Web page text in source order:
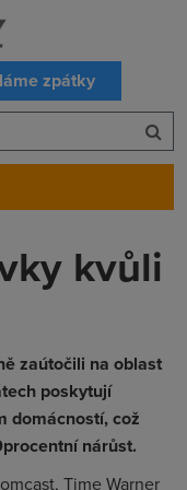
zpátky
kvůli
zaútočili na oblast
poskytují
domácností, což
nárůst.
Time Warner